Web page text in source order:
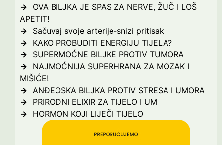
OVA BILJKA JE SPAS ZA NERVE, ŽUČ I LOŠ
APETIT!
Sačuvaj svoje arterije-snizi pritisak
KAKO PROBUDITI ENERGIJU TIJELA?
SUPERMOĆNE BILJKE PROTIV TUMORA
NAJMOĆNIJA SUPERHRANA ZA MOZAK I
MIŠIĆE!
ANĐEOSKA BILJKA PROTIV STRESA I UMORA
PRIRODNI ELIXIR ZA TIJELO I UM
HORMON KOJI LIJEČI TIJELO